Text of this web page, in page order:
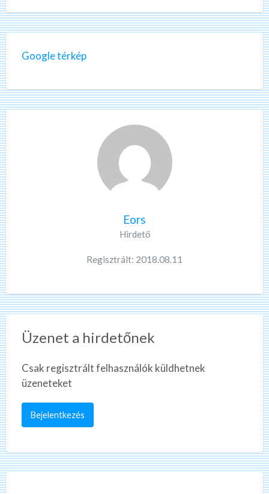
Google térkép
Eors
Hirdető
Regisztrált: 2018.08.11
Üzenet a hirdetőnek
Csak regisztrált felhasználók küldhetnek
üzeneteket
Bejelentkezés